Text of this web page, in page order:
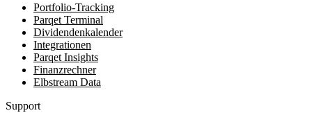
Portfolio-Tracking
Parqet Terminal
Dividendenkalender
Integrationen
Parqet Insights
Finanzrechner
Elbstream Data
Support